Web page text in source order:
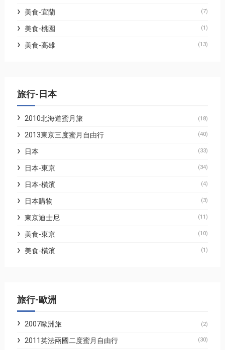
美食-宜蘭 (7)
美食-桃園 (1)
美食-高雄 (13)
旅行-日本
2010北海道蜜月旅 (18)
2013東京三度蜜月自由行 (40)
日本 (33)
日本-東京 (34)
日本-橫濱 (4)
日本購物 (3)
東京迪士尼 (11)
美食-東京 (10)
美食-橫濱 (1)
旅行-歐洲
2007歐洲旅 (2)
2011英法兩國二度蜜月自由行 (30)